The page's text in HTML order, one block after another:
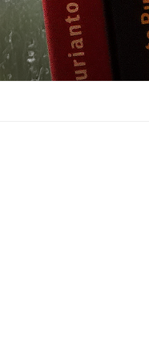
Skip
to
content